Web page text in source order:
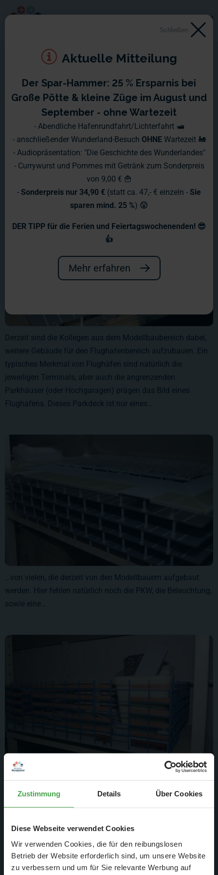
Zustimmung Details Über Cookies
Diese Webseite verwendet Cookies
Wir verwenden Cookies, die für den reibungslosen
Betrieb der Website erforderlich sind, um unsere Website
zu verbessern und um für Sie relevante Werbung auf
Montag, 13.10. - Sonntag,
19.10.2008
Immer mehr Flughafengebäude nehmen nach und nach
Gestalt an. Heute gibt es ein kleines Update zu der
Parksituation am Airport Knuffingen.
Derzeit sind die Kollegen aus dem Modellbaubereich dabei,
weitere Gebäude für den Flughafenbereich aufzubauen. Ein
typisches Merkmal von Flughäfen sind natürlich die
jeweiligen Terminals, aber auch die angrenzenden
Parkhäuser (oder Hochgaragen) prägen das Bild eines
Flughafens. Dieses Parkdeck ist nur eines…
…von vielen, die derzeit von den Modellbauern aufgebaut
werden. Hier fehlen natürlich noch die PKW, die Beleuchtung,
sowie eine…
Schließen
Aktuelle Mitteilung
Der Spar-Hammer: 25 % Ersparnis bei
Große Pötte & kleine Züge im August und
September - ohne Wartezeit
- Abendliche Hafenrundfahrt/Lichterfahrt 🛥️
- anschließender Wunderland-Besuch OHNE Wartezeit 🚂
- Audiopräsentation: "Die Geschichte des Wunderlandes"
- Currywurst und Pommes mit Getränk zum Sonderpreis
von 9,00 € 🍟
- Sonderpreis nur 34,90 € (statt ca. 47,- € einzeln - Sie
sparen mind. 25 %) 😮
DER TIPP für die Ferien und Feiertagswochenenden! 😎
👍
Mehr erfahren